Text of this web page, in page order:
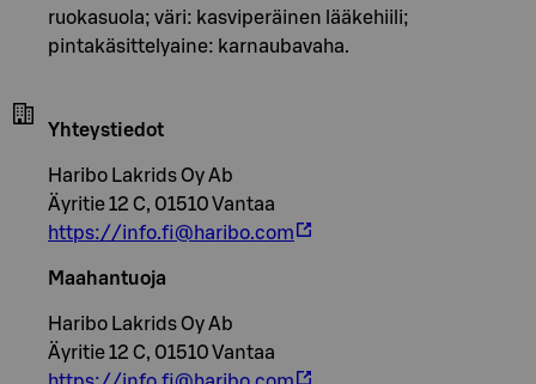
ruokasuola; väri: kasviperäinen lääkehiili;
pintakäsittelyaine: karnaubavaha.
Yhteystiedot
Haribo Lakrids Oy Ab
Äyritie 12 C, 01510 Vantaa
https://info.fi@haribo.com
Maahantuoja
Haribo Lakrids Oy Ab
Äyritie 12 C, 01510 Vantaa